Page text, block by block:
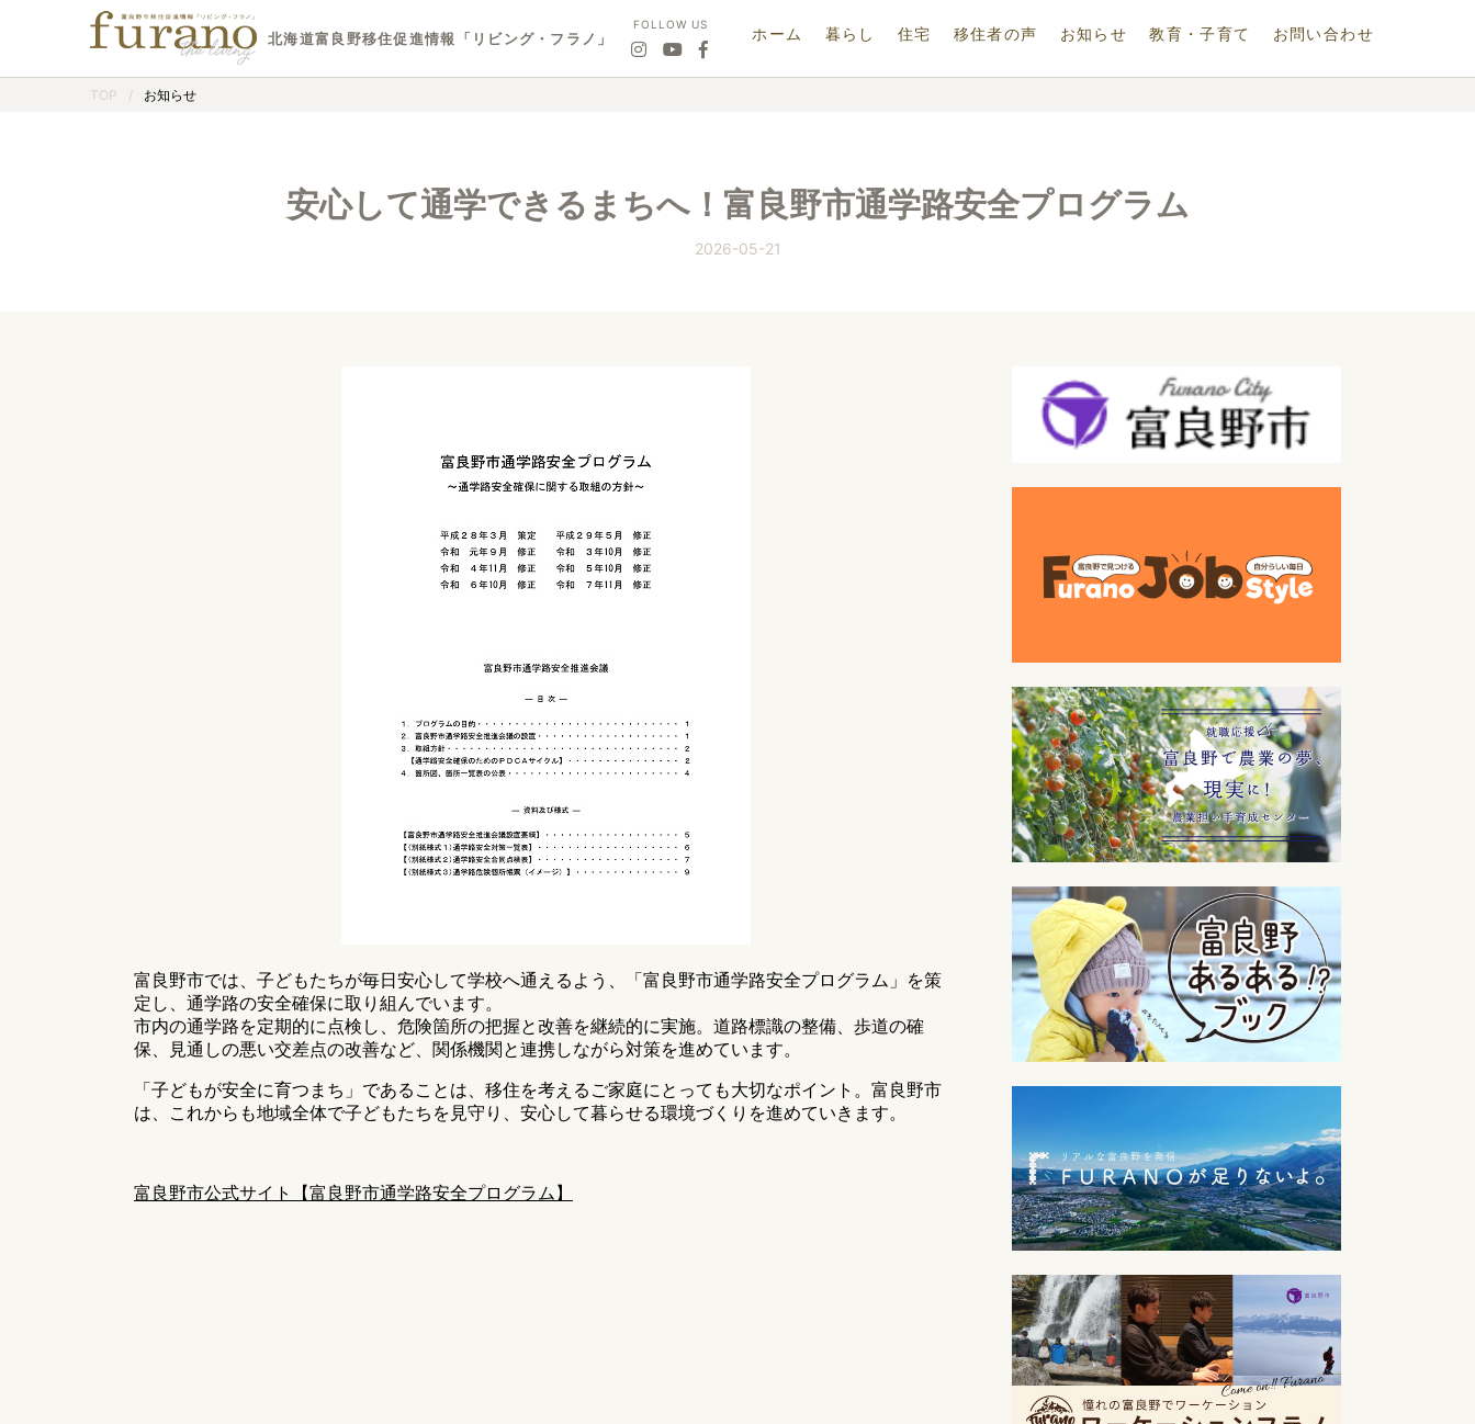
北海道富良野移住促進情報「リビング・フラノ」
FOLLOW US ホーム 暮らし 住宅 移住者の声 お知らせ 教育・子育て お問い合わせ
TOP / お知らせ
安心して通学できるまちへ！富良野市通学路安全プログラム
2026-05-21
富良野市では、子どもたちが毎日安心して学校へ通えるよう、「富良野市通学路安全プログラム」を策
定し、通学路の安全確保に取り組んでいます。
市内の通学路を定期的に点検し、危険箇所の把握と改善を継続的に実施。道路標識の整備、歩道の確
保、見通しの悪い交差点の改善など、関係機関と連携しながら対策を進めています。
「子どもが安全に育つまち」であることは、移住を考えるご家庭にとっても大切なポイント。富良野市
は、これからも地域全体で子どもたちを見守り、安心して暮らせる環境づくりを進めていきます。
富良野市公式サイト【富良野市通学路安全プログラム】